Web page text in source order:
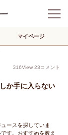
マイページ
316View 23コメント
か手に入らない
ースを探していま
す。おすすめを教え